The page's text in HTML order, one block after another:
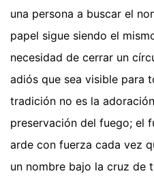
una persona a buscar el
papel sigue siendo el
necesidad de cerrar un
adiós que sea visible para
tradición no es la
preservación del fuego; el
arde con fuerza cada vez
un nombre bajo la cruz de